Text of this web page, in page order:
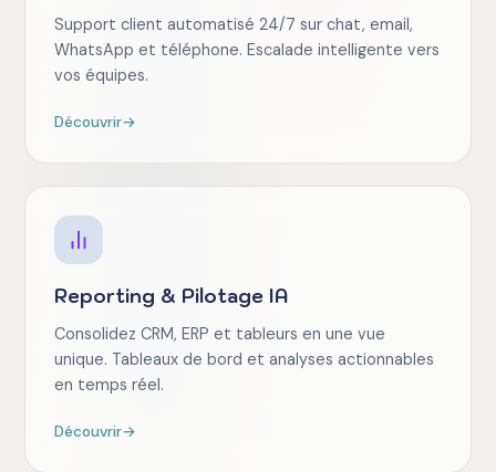
Support client automatisé 24/7 sur chat, email,
WhatsApp et téléphone. Escalade intelligente vers
vos équipes.
Découvrir→
Reporting & Pilotage IA
Consolidez CRM, ERP et tableurs en une vue
unique. Tableaux de bord et analyses actionnables
en temps réel.
Découvrir→